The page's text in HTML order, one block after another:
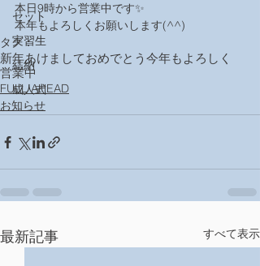
セット
実習生
結納
成人式
本日9時から営業中です✨
本年もよろしくお願いします(^^)
タグ：
新年あけましておめでとう 今年もよろしく
営業中
FULL AHEAD
お知らせ
最新記事 すべて表示